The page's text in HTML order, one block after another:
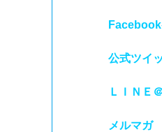
公式ツイ
ＬＩＮＥ
メルマガ